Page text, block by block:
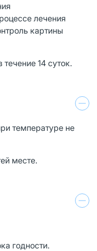
лечения
картины
14 суток.
температуре не
месте.
годности.